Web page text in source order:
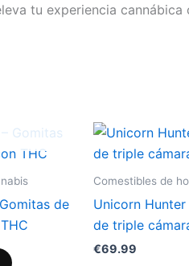
tu experiencia cannábica
de
Este
producto
tiene
opciones
Comestibles de
Unicorn
de triple
€69.99